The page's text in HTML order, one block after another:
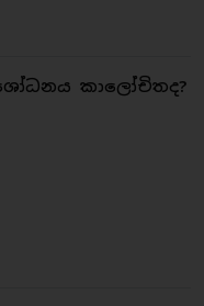
කාලෝචිතද?